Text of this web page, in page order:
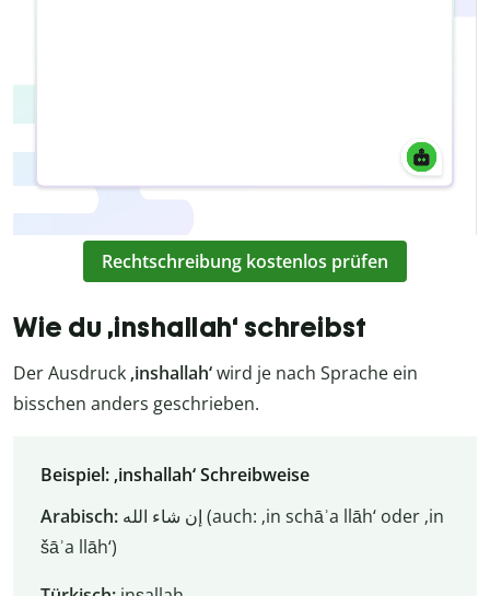
Rechtschreibung kostenlos prüfen
Wie du ‚inshallah‘ schreibst
Der Ausdruck ‚inshallah‘wird je nach Sprache ein
bisschen anders geschrieben.
Beispiel: ‚inshallah‘ Schreibweise
Arabisch:إن شاء الله (auch: ‚in schāʾa llāh‘ oder ‚in
šāʾa llāh‘)